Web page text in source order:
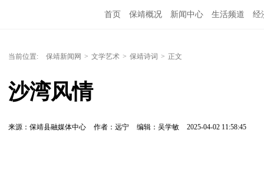
首页 保靖概况 新闻中心 生活频道 经
当前位置: 保靖新闻网 > 文学艺术 > 保靖诗词 > 正文
沙湾风情
来源：保靖县融媒体中心 作者：远宁 编辑：吴学敏 2025-04-02 11:58:45